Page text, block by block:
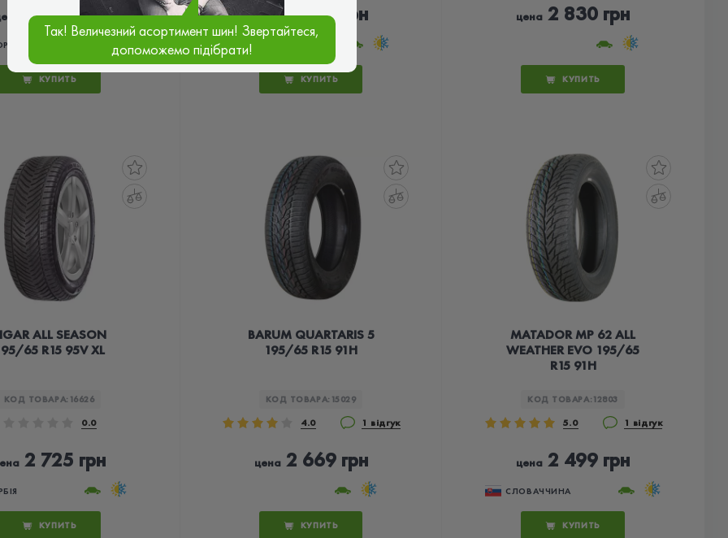
2 315 грн
КУПИТЬ
цена3 690 грн
КУПИТЬ
цена 2 830 грн
КУПИТЬ
ALL SEASON
65 R15 95V XL
КОД ТОВАРА: 16626
0.0
2 725 грн
КУПИТЬ
BARUM QUARTARIS 5
195/65 R15 91H
КОД ТОВАРА: 15029
4.0 1 відгук
цена2 669 грн
КУПИТЬ
MATADOR MP 62 ALL
WEATHER EVO 195/65
R15 91H
КОД ТОВАРА: 12803
5.0 1 відгук
цена 2 499 грн
СЛОВАЧЧИНА
КУПИТЬ
Так! Величезний асортимент шин! Звертайтеся,
допоможемо підібрати!